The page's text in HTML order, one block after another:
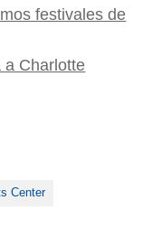
festivales de
a Charlotte
Center